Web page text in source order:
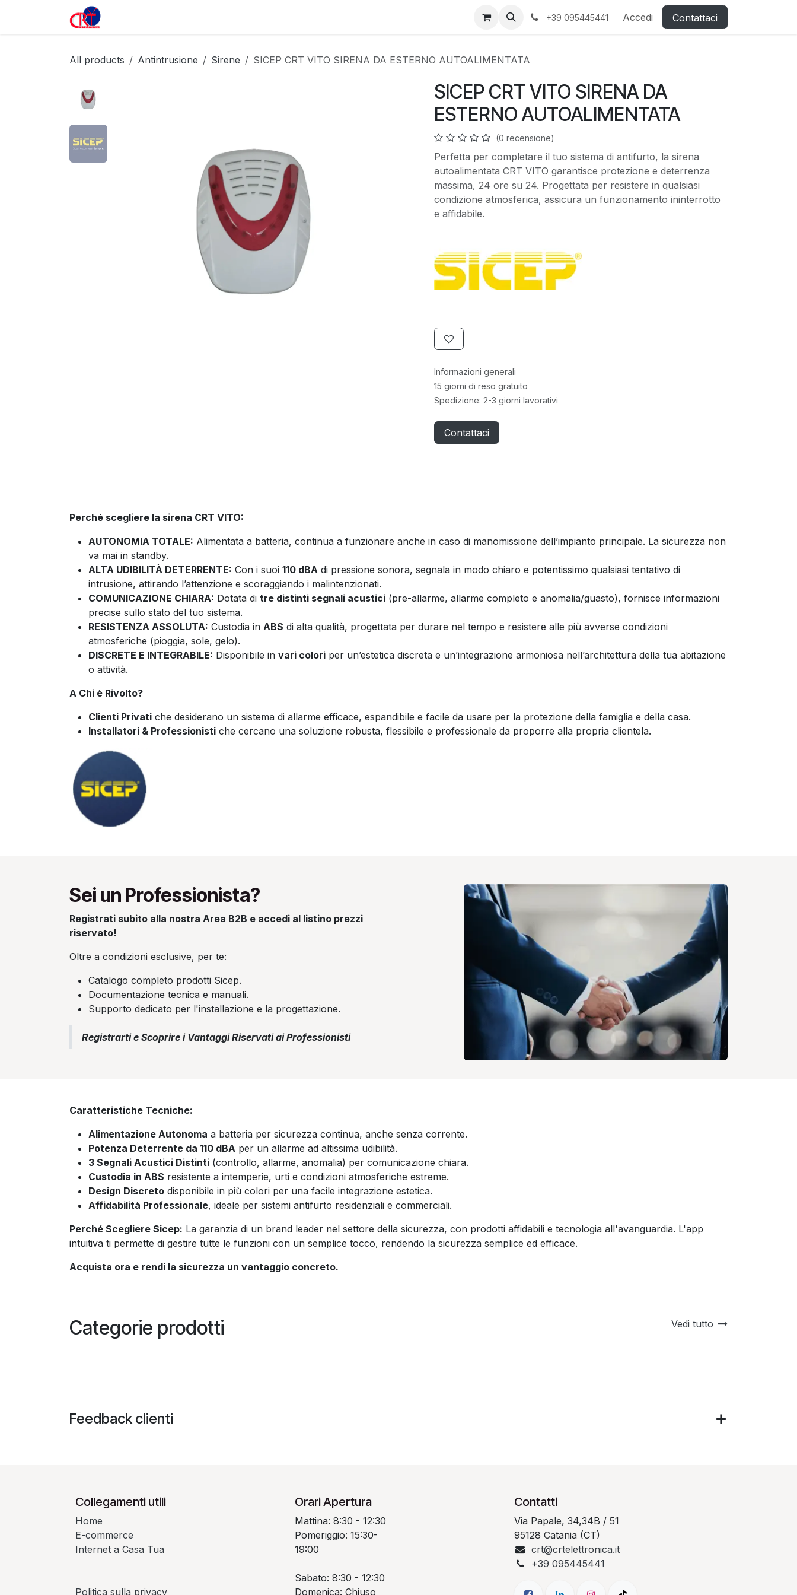
Passa al contenuto
+39 095445441 Accedi Contattaci
All products Antintrusione Sirene SICEP CRT VITO SIRENA DA ESTERNO AUTOALIMENTATA
SICEP CRT VITO SIRENA DA
ESTERNO AUTOALIMENTATA
(0 recensione)
Perfetta per completare il tuo sistema di antifurto, la sirena
autoalimentata CRT VITO garantisce protezione e deterrenza
massima, 24 ore su 24. Progettata per resistere in qualsiasi
condizione atmosferica, assicura un funzionamento ininterrotto
e affidabile.
Informazioni generali
15 giorni di reso gratuito
Spedizione: 2-3 giorni lavorativi
Contattaci
Perché scegliere la sirena CRT VITO:
AUTONOMIA TOTALE: Alimentata a batteria, continua a funzionare anche in caso di manomissione dell’impianto principale. La sicurezza non
va mai in standby.
ALTA UDIBILITÀ DETERRENTE: Con i suoi 110 dBA di pressione sonora, segnala in modo chiaro e potentissimo qualsiasi tentativo di
intrusione, attirando l’attenzione e scoraggiando i malintenzionati.
COMUNICAZIONE CHIARA: Dotata di tre distinti segnali acustici (pre-allarme, allarme completo e anomalia/guasto), fornisce informazioni
precise sullo stato del tuo sistema.
RESISTENZA ASSOLUTA: Custodia in ABS di alta qualità, progettata per durare nel tempo e resistere alle più avverse condizioni
atmosferiche (pioggia, sole, gelo).
DISCRETE E INTEGRABILE: Disponibile in vari colori per un’estetica discreta e un’integrazione armoniosa nell’architettura della tua abitazione
o attività.
A Chi è Rivolto?
Clienti Privati che desiderano un sistema di allarme efficace, espandibile e facile da usare per la protezione della famiglia e della casa.
Installatori & Professionisti che cercano una soluzione robusta, flessibile e professionale da proporre alla propria clientela.
Sei un Professionista?
Registrati subito alla nostra Area B2B e accedi al listino prezzi
riservato!
Oltre a condizioni esclusive, per te:
Catalogo completo prodotti Sicep.
Documentazione tecnica e manuali.
Supporto dedicato per l'installazione e la progettazione.
Registrarti e Scoprire i Vantaggi Riservati ai Professionisti
Caratteristiche Tecniche:
Alimentazione Autonoma a batteria per sicurezza continua, anche senza corrente.
Potenza Deterrente da 110 dBA per un allarme ad altissima udibilità.
3 Segnali Acustici Distinti (controllo, allarme, anomalia) per comunicazione chiara.
Custodia in ABS resistente a intemperie, urti e condizioni atmosferiche estreme.
Design Discreto disponibile in più colori per una facile integrazione estetica.
Affidabilità Professionale, ideale per sistemi antifurto residenziali e commerciali.
Perché Scegliere Sicep: La garanzia di un brand leader nel settore della sicurezza, con prodotti affidabili e tecnologia all'avanguardia. L'app
intuitiva ti permette di gestire tutte le funzioni con un semplice tocco, rendendo la sicurezza semplice ed efficace.
Acquista ora e rendi la sicurezza un vantaggio concreto.
Categorie prodotti Vedi tutto
Feedback clienti
Collegamenti utili
Home
E-commerce
Internet a Casa Tua
Politica sulla privacy
Orari Apertura
Mattina: 8:30 - 12:30
Pomeriggio: 15:30-
19:00
Sabato: 8:30 - 12:30
Domenica: Chiuso
Contatti
Via Papale, 34,34B / 51
95128 Catania (CT)
crt@crtelettronica.it
+39 095445441